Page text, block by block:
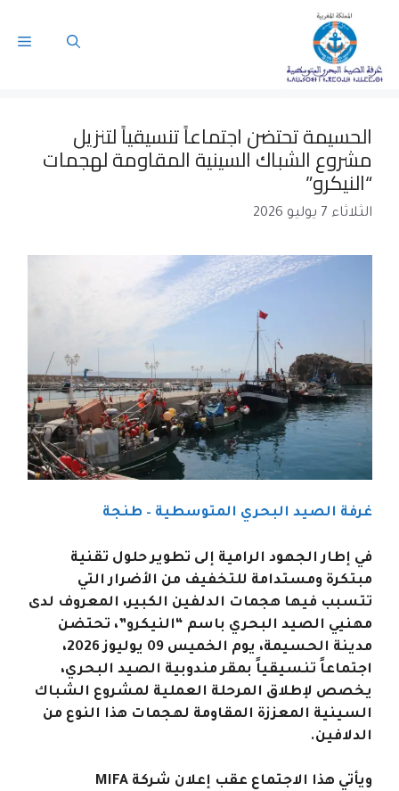
الحسيمة تحتضن اجتماعاً تنسيقياً لتنزيل
مشروع الشباك السينية المقاومة لهجمات
“النيكرو”
الثلاثاء 7 يوليو 2026
غرفة الصيد البحري المتوسطية – طنجة
في إطار الجهود الرامية إلى تطوير حلول تقنية
مبتكرة ومستدامة للتخفيف من الأضرار التي
تتسبب فيها هجمات الدلفين الكبير، المعروف لدى
مهنيي الصيد البحري باسم “النيكرو”، تحتضن
مدينة الحسيمة، يوم الخميس 09 يوليوز 2026،
اجتماعاً تنسيقياً بمقر مندوبية الصيد البحري،
يخصص لإطلاق المرحلة العملية لمشروع الشباك
السينية المعززة المقاومة لهجمات هذا النوع من
الدلافين.
ويأتي هذا الاجتماع عقب إعلان شركة MIFA